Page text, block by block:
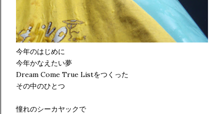
今年のはじめに
今年かなえたい夢
Dream Come True Listをつくった
その中のひとつ
憧れのシーカヤックで